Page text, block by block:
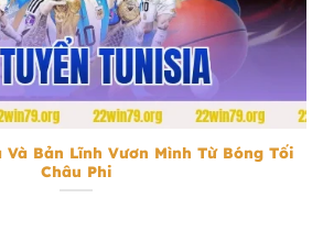
Bản Lĩnh Vươn Mình Từ Bóng Tối
Châu Phi